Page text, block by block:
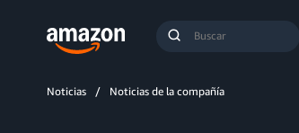
Enviar
Noticias Noticias de la compañía